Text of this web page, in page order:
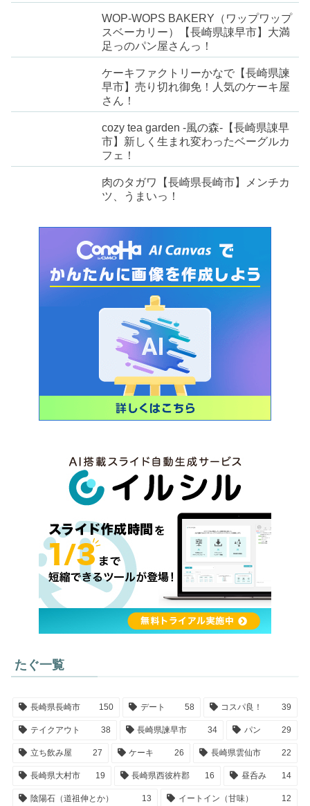
WOP-WOPS BAKERY（ワップワップ
スベーカリー）【長崎県諌早市】大満
足っのパン屋さんっ！
ケーキファクトリーかなで【長崎県諫
早市】売り切れ御免！人気のケーキ屋
さん！
cozy tea garden -風の森-【長崎県諌早
市】新しく生まれ変わったベーグルカ
フェ！
肉のタガワ【長崎県長崎市】メンチカ
ツ、うまいっ！
たぐ一覧
長崎県長崎市 150 デート 58 コスパ良！ 39
テイクアウト 38 長崎県諫早市 34 パン 29
立ち飲み屋 27 ケーキ 26 長崎県雲仙市 22
長崎県大村市 19 長崎県西彼杵郡 16 昼呑み 14
陰陽石（道祖伸とか） 13 イートイン（甘味） 12